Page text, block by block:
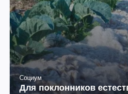
Социум
Для поклонников